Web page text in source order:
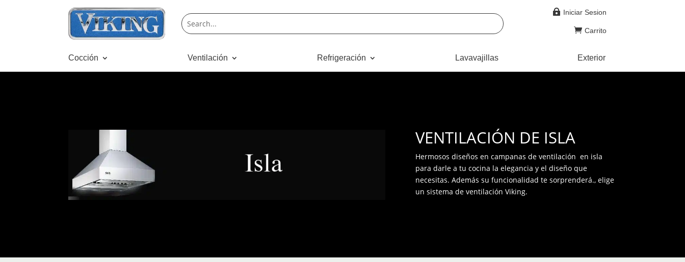
 Iniciar Sesion
 Carrito
Cocción Ventilación Refrigeración Lavavajillas Exterior
VENTILACIÓN DE ISLA
Hermosos diseños en campanas de ventilación en isla
para darle a tu cocina la elegancia y el diseño que
necesitas. Además su funcionalidad te sorprenderá., elige
un sistema de ventilación Viking.